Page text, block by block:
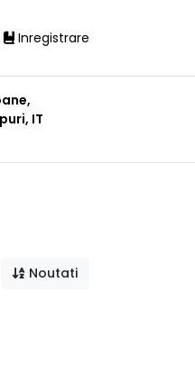
Inregistrare
IT
Noutati